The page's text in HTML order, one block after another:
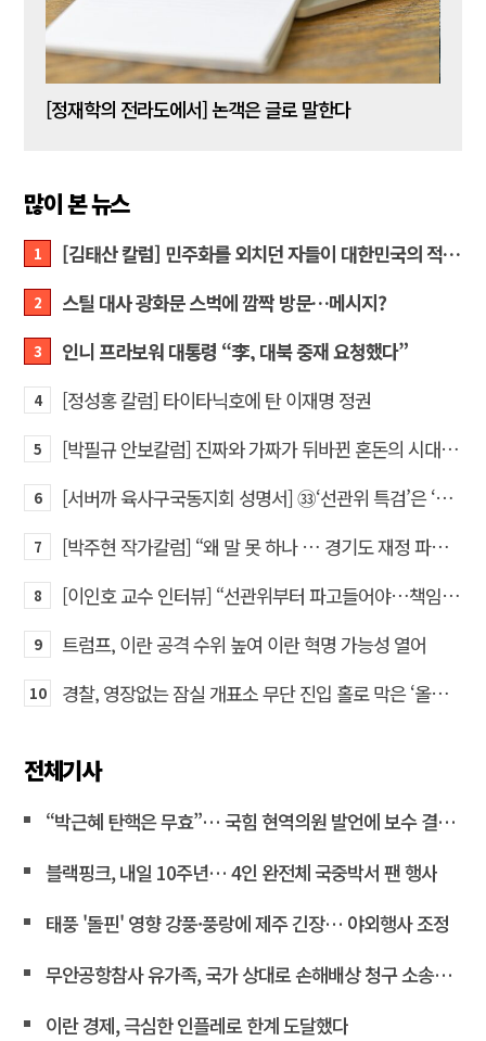
[정재학의 전라도에서] 논객은 글로 말한다
많이 본 뉴스
1 [김태산 칼럼] 민주화를 외치던 자들이 대한민국의 적이고 간첩이었다
2 스틸 대사 광화문 스벅에 깜짝 방문…메시지?
3 인니 프라보워 대통령 “李, 대북 중재 요청했다”
4 [정성홍 칼럼] 타이타닉호에 탄 이재명 정권
5 [박필규 안보칼럼] 진짜와 가짜가 뒤바뀐 혼돈의 시대, 안보 파탄은 막아야
6 [서버까 육사구국동지회 성명서] ㉝‘선관위 특검’은 ‘부정선거 특검’으로 명명하고 박주현 변호사를 ‘특검’으로 임명하라!
7 [박주현 작가칼럼] “왜 말 못 하나 … 경기도 재정 파탄의 진짜 원인을”
8 [이인호 교수 인터뷰] “선관위부터 파고들어야…책임자 직접 고발하라”
9 트럼프, 이란 공격 수위 높여 이란 혁명 가능성 열어
10 경찰, 영장없는 잠실 개표소 무단 진입 홀로 막은 ‘올다르크’ 불구속 송치
전체기사
“박근혜 탄핵은 무효”… 국힘 현역의원 발언에 보수 결집 목소리 고조
블랙핑크, 내일 10주년… 4인 완전체 국중박서 팬 행사
태풍 '돌핀' 영향 강풍·풍랑에 제주 긴장… 야외행사 조정
무안공항참사 유가족, 국가 상대로 손해배상 청구 소송한다
이란 경제, 극심한 인플레로 한계 도달했다